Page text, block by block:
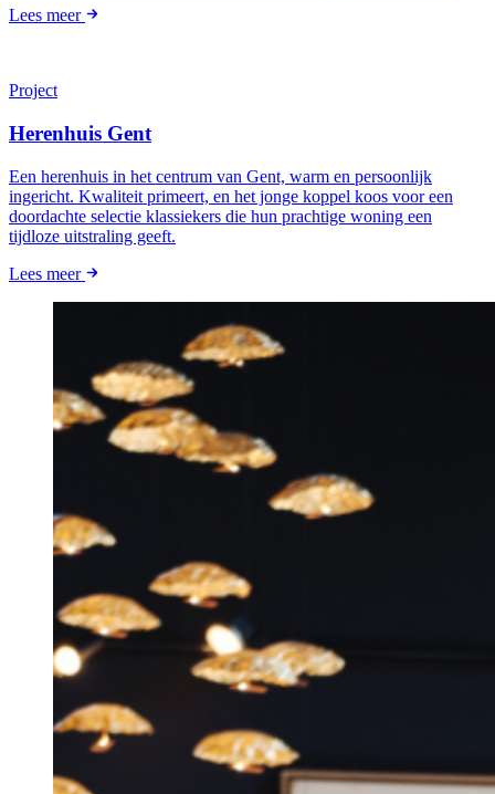
Lees meer
Project
Herenhuis Gent
Een herenhuis in het centrum van Gent, warm en persoonlijk
ingericht. Kwaliteit primeert, en het jonge koppel koos voor een
doordachte selectie klassiekers die hun prachtige woning een
tijdloze uitstraling geeft.
Lees meer